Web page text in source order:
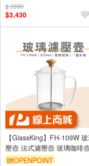
$ 3990
$3,430
【GlassKing】FH-109W
壓壺 法式濾壓壺 玻璃咖啡
璃泡茶壺 沖茶器 下壓壺 奶
贈OPENPOINT